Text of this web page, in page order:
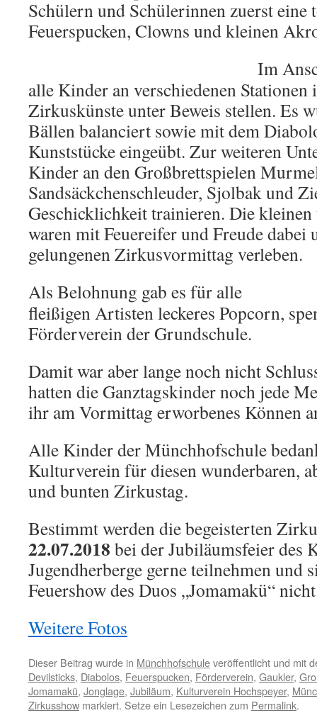
Schülern und Schülerinnen zuerst
Feuerspucken, Clowns und kleinen
Im
alle Kinder an verschiedenen Stationen
Zirkuskünste unter Beweis stellen. Es
Bällen balanciert sowie mit dem
Kunststücke eingeübt. Zur weiteren
Kinder an den Großbrettspielen
Sandsäckchenschleuder, Sjolbak und
Geschicklichkeit trainieren. Die
waren mit Feuereifer und Freude dabei
gelungenen Zirkusvormittag verleben.
Als Belohnung gab es für alle
fleißigen Artisten leckeres Popcorn,
Förderverein der Grundschule.
Damit war aber lange noch nicht
hatten die Ganztagskinder noch jede
ihr am Vormittag erworbenes Können
Alle Kinder der Münchhofschule
Kulturverein für diesen wunderbaren,
und bunten Zirkustag.
Bestimmt werden die begeisterten
22.07.2018 bei der Jubiläumsfeier des
Jugendherberge gerne teilnehmen und
Feuershow des Duos „Jomamakü“
Weitere Fotos
Dieser Beitrag wurde in Münchhofschuleveröffentlicht und mit
Devilsticks, Diabolos, Feuerspucken, Förderverein, Gaukler,
Jomamakü, Jonglage, Jubiläum, Kulturverein Hochspeyer,
Zirkusshow markiert. Setze ein Lesezeichen zum Permalink.